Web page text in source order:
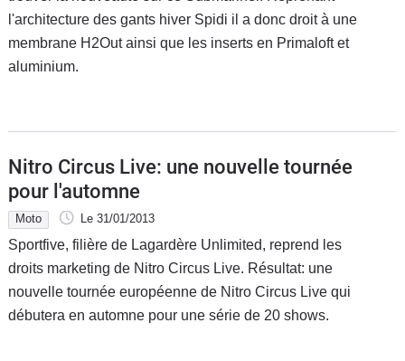
l'architecture des gants hiver Spidi il a donc droit à une
membrane H2Out ainsi que les inserts en Primaloft et
aluminium.
Nitro Circus Live: une nouvelle tournée
pour l'automne
Moto Le 31/01/2013
Sportfive, filière de Lagardère Unlimited, reprend les
droits marketing de Nitro Circus Live. Résultat: une
nouvelle tournée européenne de Nitro Circus Live qui
débutera en automne pour une série de 20 shows.